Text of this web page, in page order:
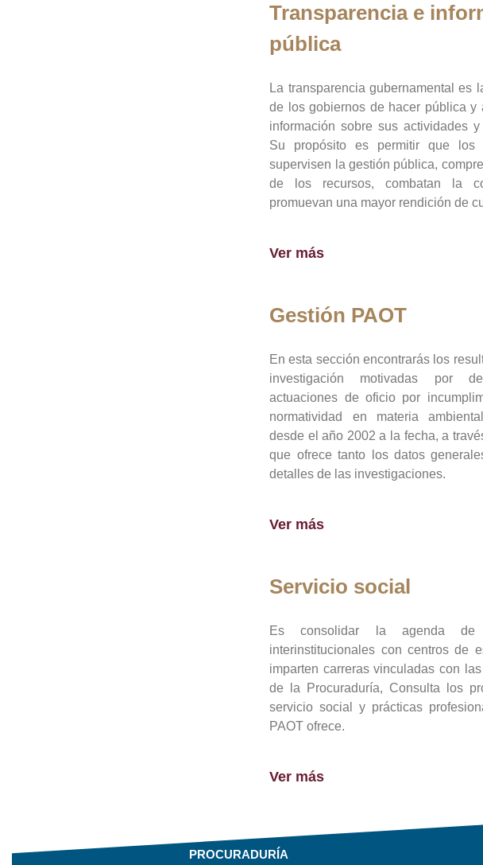
Transparencia e
pública
La transparencia gubernamental es
de los gobiernos de hacer pública y
información sobre sus actividades y
Su propósito es permitir que los
supervisen la gestión pública,
de los recursos, combatan la
promuevan una mayor rendición de
Ver más
Gestión PAOT
En esta sección encontrarás los
investigación motivadas por
actuaciones de oficio por
normatividad en materia
desde el año 2002 a la fecha, a
que ofrece tanto los datos
detalles de las investigaciones.
Ver más
Servicio social
Es consolidar la agenda de
interinstitucionales con centros de
imparten carreras vinculadas con
de la Procuraduría, Consulta los
servicio social y prácticas
PAOT ofrece.
Ver más
PROCURADURÍA